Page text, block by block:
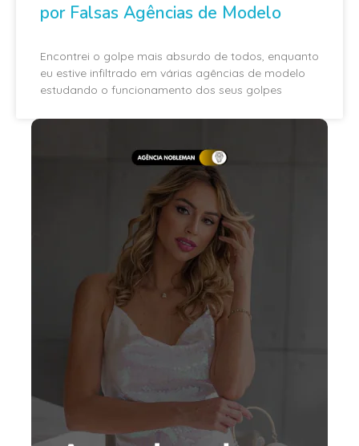
por Falsas Agências de Modelo
Encontrei o golpe mais absurdo de todos, enquanto
eu estive infiltrado em várias agências de modelo
estudando o funcionamento dos seus golpes